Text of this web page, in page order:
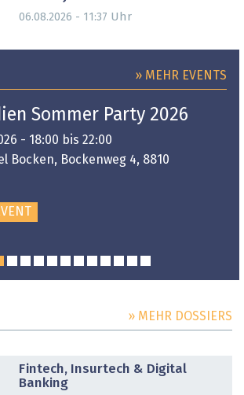
06.08.2026 - 11:37 Uhr
» MEHR EVENTS
Sommer Party 2026
- 18:00 bis 22:00
Bocken, Bockenweg 4, 8810
» MEHR DOSSIERS
Fintech, Insurtech & Digital
Banking